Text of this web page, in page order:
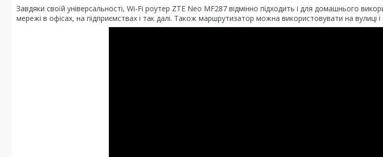
Завдяки своїй універсальності, Wi-Fi роутер ZTE Neo MF287 відмінно підходить і для домашнього
мережі в офісах, на підприємствах і так далі. Також маршрутизатор можна використовувати на вулиці і